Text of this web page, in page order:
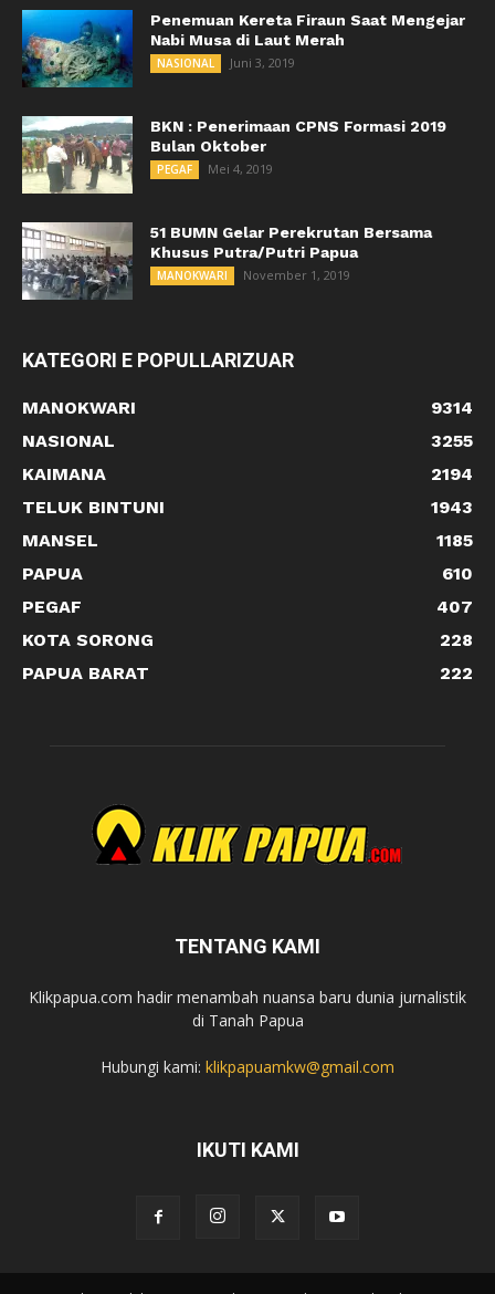
Penemuan Kereta Firaun Saat Mengejar
Nabi Musa di Laut Merah
NASIONAL Juni 3, 2019
BKN : Penerimaan CPNS Formasi 2019
Bulan Oktober
PEGAF Mei 4, 2019
51 BUMN Gelar Perekrutan Bersama
Khusus Putra/Putri Papua
MANOKWARI November 1, 2019
KATEGORI E POPULLARIZUAR
MANOKWARI
9314
NASIONAL
3255
KAIMANA
2194
TELUK BINTUNI
1943
MANSEL
1185
PAPUA
610
PEGAF
407
KOTA SORONG
228
PAPUA BARAT
222
TENTANG KAMI
Klikpapua.com hadir menambah nuansa baru dunia jurnalistik
di Tanah Papua
Hubungi kami: klikpapuamkw@gmail.com
IKUTI KAMI